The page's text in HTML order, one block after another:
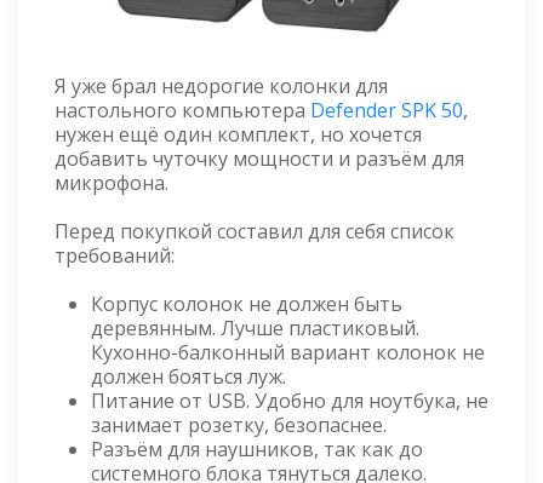
Я уже брал недорогие колонки для
настольного компьютера Defender SPK 50,
нужен ещё один комплект, но хочется
добавить чуточку мощности и разъём для
микрофона.
Перед покупкой составил для себя список
требований:
Корпус колонок не должен быть
деревянным. Лучше пластиковый.
Кухонно-балконный вариант колонок не
должен бояться луж.
Питание от USB. Удобно для ноутбука, не
занимает розетку, безопаснее.
Разъём для наушников, так как до
системного блока тянуться далеко.